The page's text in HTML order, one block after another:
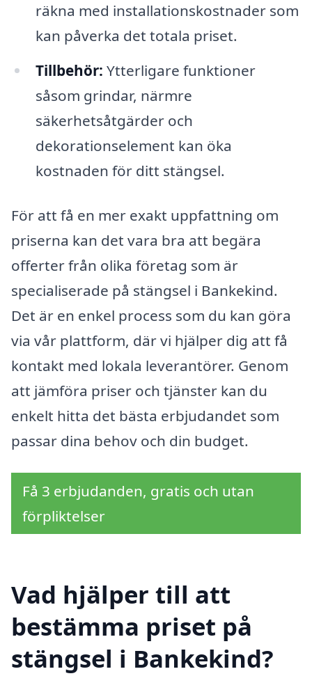
räkna med installationskostnader som
kan påverka det totala priset.
Tillbehör: Ytterligare funktioner
såsom grindar, närmre
säkerhetsåtgärder och
dekorationselement kan öka
kostnaden för ditt stängsel.
För att få en mer exakt uppfattning om
priserna kan det vara bra att begära
offerter från olika företag som är
specialiserade på stängsel i Bankekind.
Det är en enkel process som du kan göra
via vår plattform, där vi hjälper dig att få
kontakt med lokala leverantörer. Genom
att jämföra priser och tjänster kan du
enkelt hitta det bästa erbjudandet som
passar dina behov och din budget.
Få 3 erbjudanden, gratis och utan
förpliktelser
Vad hjälper till att
bestämma priset på
stängsel i Bankekind?